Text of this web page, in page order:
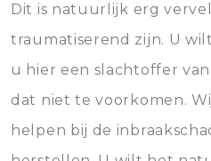
Dit is natuurlijk erg
traumatiserend zijn. U
u hier een slachtoffer
dat niet te voorkomen.
helpen bij de